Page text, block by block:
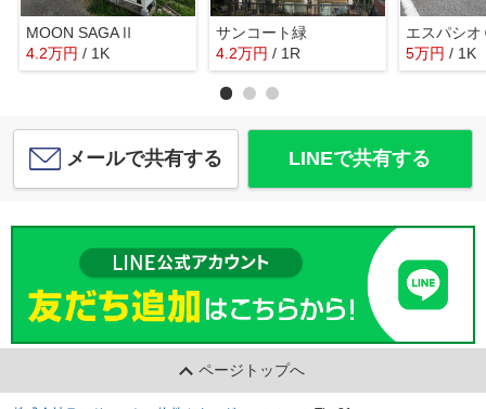
MOON SAGAⅡ
4.2万円 / 1K
サンコート緑
4.2万円 / 1R
エスパシオ
5万円 / 1K
メールで共有する LINEで共有する
ページトップへ